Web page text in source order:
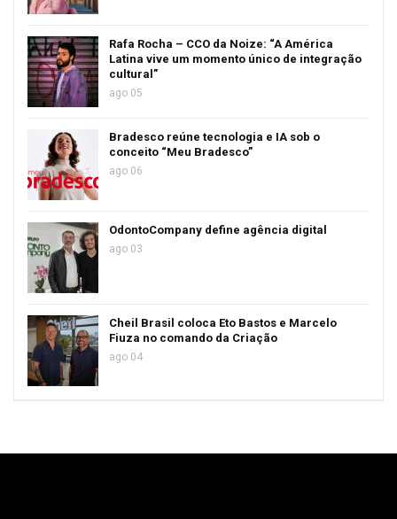
Rafa Rocha – CCO da Noize: “A América
Latina vive um momento único de integração
cultural”
ago 05
Bradesco reúne tecnologia e IA sob o
conceito “Meu Bradesco”
ago 06
OdontoCompany define agência digital
ago 03
Cheil Brasil coloca Eto Bastos e Marcelo
Fiuza no comando da Criação
ago 04